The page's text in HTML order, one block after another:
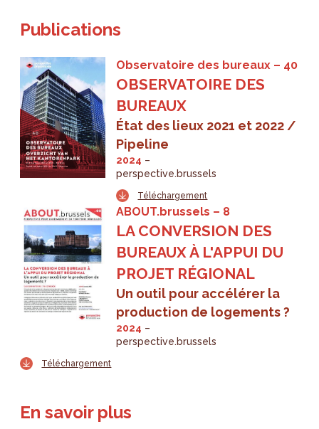
Publications
Observatoire des bureaux 40
OBSERVATOIRE DES
BUREAUX
État des lieux 2021 et 2022 /
Pipeline
2024
perspective.brussels
Téléchargement
ABOUT.brussels 8
LA CONVERSION DES
BUREAUX À L'APPUI DU
PROJET RÉGIONAL
Un outil pour accélérer la
production de logements ?
2024
perspective.brussels
Téléchargement
En savoir plus